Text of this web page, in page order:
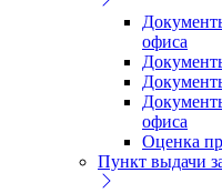
офиса
офиса
Оценка
Пункт выдачи